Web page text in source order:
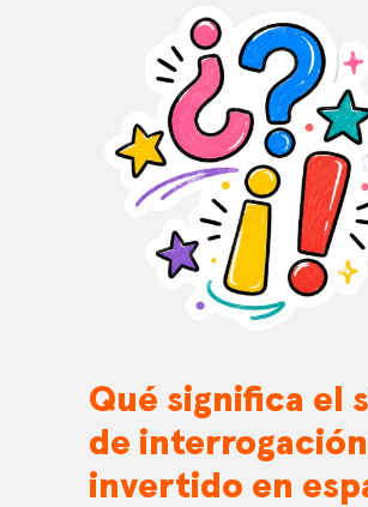
Qué significa el
de interrogación
invertido en